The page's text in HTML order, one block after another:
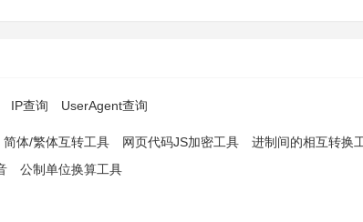
IP查询 UserAgent查询
简体/繁体互转工具 网页代码JS加密工具
进制间的相互转换
公制单位换算工具